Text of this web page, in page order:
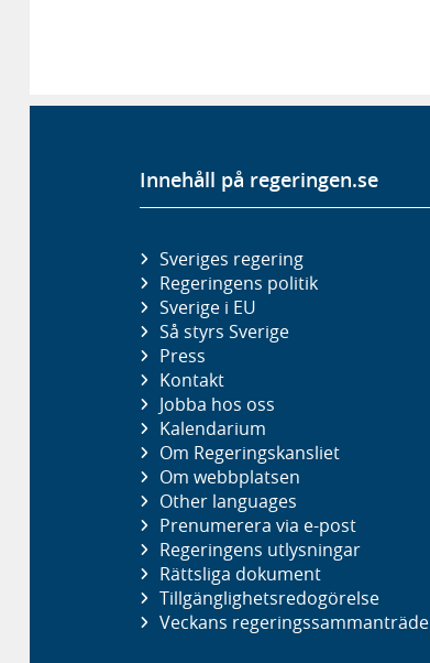
Innehåll på regeringen.se
Sveriges regering
Regeringens politik
Sverige i EU
Så styrs Sverige
Press
Kontakt
Jobba hos oss
Kalendarium
Om Regeringskansliet
Om webbplatsen
Other languages
Prenumerera via e-post
Regeringens utlysningar
Rättsliga dokument
Tillgänglighetsredogörelse
Veckans regeringssammanträde